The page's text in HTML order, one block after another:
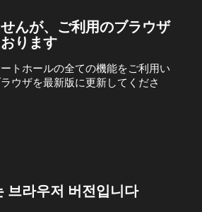
んが、ご利用のブラウザ
ります
トホールの全ての機能をご利用い
ウザを最新版に更新してくださ
브라우저 버전입니다